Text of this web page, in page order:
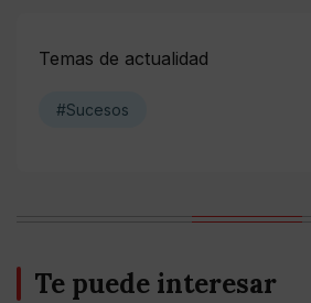
Temas de actualidad
#Sucesos
Te puede interesar